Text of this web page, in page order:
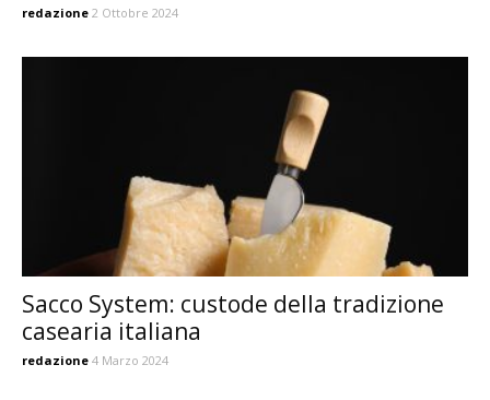
redazione 2 Ottobre 2024
Sacco System: custode della tradizione
casearia italiana
redazione 4 Marzo 2024